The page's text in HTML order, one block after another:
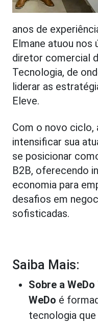
anos de
Elmane atuou
diretor comercial
Tecnologia, de
liderar as
Eleve.
Com o novo ciclo,
intensificar sua
se posicionar
B2B, oferecendo
economia para
desafios em
sofisticadas.
Saiba Mais:
Sobre a WeDo
WeDo é
tecnologia que